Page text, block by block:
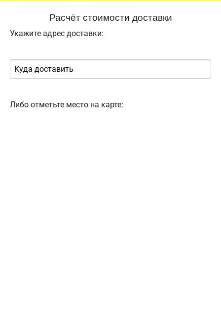
Расчёт стоимости доставки
Укажите адрес доставки:
Либо отметьте место на карте: